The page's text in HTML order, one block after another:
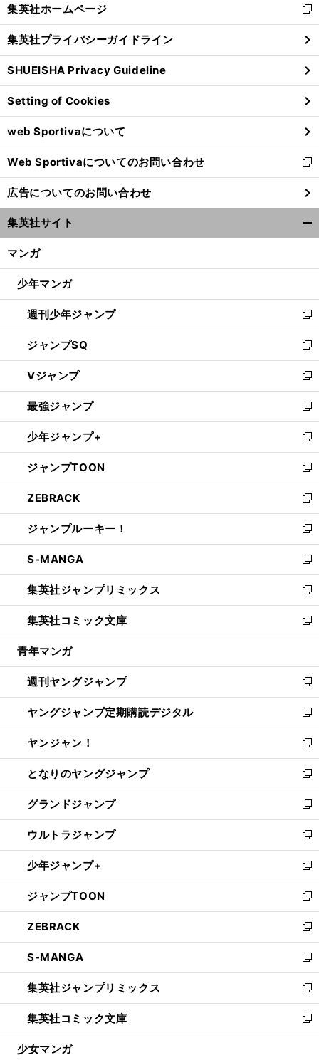
閉
る
集英社ホームページ
新
し
い
ウ
ィ
ン
ド
ウ
で
開
く
集英社プライバシーガイドライン
SHUEISHA Privacy Guideline
Setting of Cookies
web Sportivaについて
Web Sportivaについてのお問い合わせ
新
し
い
ウ
ィ
ン
ウ
開
く
広告についてのお問い合わせ
集英社サイト
マンガ
少年マンガ
週刊少年ジャンプ
新
し
い
ウ
ィ
ン
ド
ウ
で
開
く
ジャンプSQ
新
し
い
ウ
ィ
ン
ド
ウ
で
開
く
Vジャンプ
新
し
い
ウ
ィ
ン
ド
ウ
で
開
く
最強ジャンプ
新
し
い
ウ
ィ
ン
ド
ウ
で
開
く
少年ジャンプ+
新
し
い
ウ
ィ
ン
ド
ウ
で
開
く
ジャンプTOON
新
し
い
ウ
ィ
ン
ド
ウ
で
開
く
ZEBRACK
新
し
い
ウ
ィ
ン
ド
ウ
で
開
ジャンプルーキー！
新
し
い
ウ
ィ
ン
ド
ウ
開
く
S-MANGA
新
し
い
ウ
ィ
ン
ウ
で
開
く
集英社ジャンプリミックス
新
し
い
ウ
ン
ド
ウ
で
開
く
集英社コミック文庫
新
し
ウ
ィ
ン
ド
ウ
で
開
く
青年マンガ
週刊ヤングジャンプ
新
し
い
ウ
ィ
ン
ド
ウ
で
開
く
ヤングジャンプ定期購読デジタル
新
し
い
ウ
ィ
ン
ド
ウ
で
開
く
ヤンジャン！
新
し
い
ウ
ィ
ン
ド
ウ
で
開
く
となりのヤングジャンプ
新
し
い
ウ
ィ
ン
ド
ウ
で
開
く
グランドジャンプ
新
し
い
ウ
ィ
ン
ド
ウ
で
開
く
ウルトラジャンプ
新
し
い
ウ
ィ
ン
ド
ウ
で
開
く
少年ジャンプ+
新
し
い
ウ
ィ
ン
ド
ウ
で
開
く
ジャンプTOON
新
し
い
ウ
ィ
ン
ド
ウ
で
開
ZEBRACK
新
し
い
ウ
ィ
ン
ド
ウ
S-MANGA
新
し
い
ウ
ィ
ン
集英社ジャンプリミックス
新
し
い
ウ
集英社コミック文庫
新
し
少女マンガ